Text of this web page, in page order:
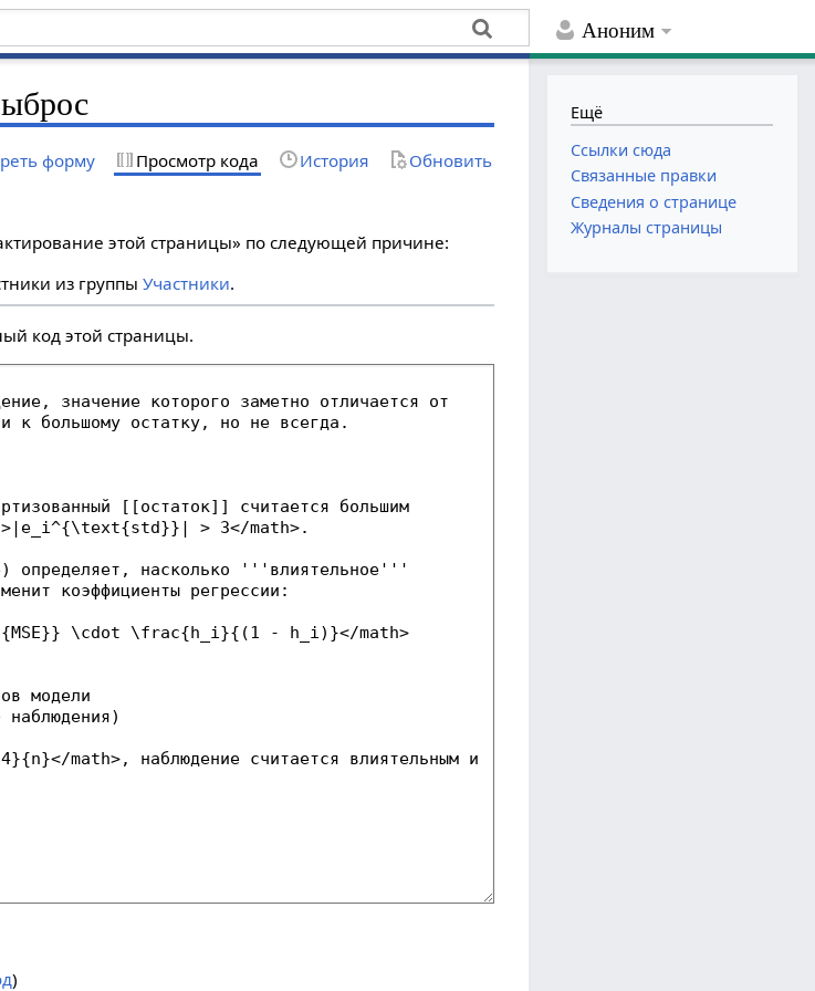
Аноним
форму Просмотр кода История Обновить
этой страницы» по следующей причине:
из группыУчастники.
код этой страницы.
)
Ещё
Ссылки сюда
Связанные правки
Сведения о странице
Журналы страницы